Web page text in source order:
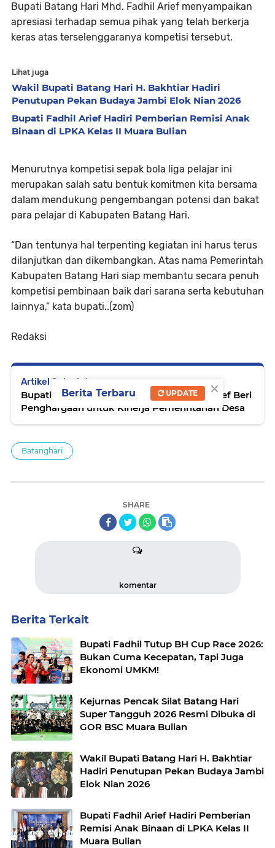
Bupati Batang Hari Mhd. Fadhil Arief menyampaikan
apresiasi terhadap semua pihak yang telah berkerja
keras atas terselenggaranya kompetisi tersebut.
Lihat juga
Wakil Bupati Batang Hari H. Bakhtiar Hadiri
Penutupan Pekan Budaya Jambi Elok Nian 2026
Bupati Fadhil Arief Hadiri Pemberian Remisi Anak
Binaan di LPKA Kelas II Muara Bulian
Menurutnya kompetisi sepak bola liga pelajar ini
merupakan salah satu bentuk komitmen kita bersama
dalam mendukung pengembangan potensi dan bakat
para pelajar di Kabupaten Batang Hari.
“Dan tentunya hal terpenting kegiatan ini harus terus
dilanjutkan dan dikembangkan. Atas nama Pemerintah
Kabupaten Batang Hari siap membantu secara penuh
kompetisi pembinaan baik dari sarana serta kebutuhan
lainnya,” kata bupati..(zom)
Redaksi
Artikel Selanjutnya
Bupati Batang Hari Awards 2025, Fadhil Arief Beri
Penghargaan untuk Kinerja Pemerintahan Desa
Batanghari
SHARE
komentar
Berita Terkait
Bupati Fadhil Tutup BH Cup Race 2026:
Bukan Cuma Kecepatan, Tapi Juga
Ekonomi UMKM!
Kejurnas Pencak Silat Batang Hari
Super Tangguh 2026 Resmi Dibuka di
GOR BSC Muara Bulian
Wakil Bupati Batang Hari H. Bakhtiar
Hadiri Penutupan Pekan Budaya Jambi
Elok Nian 2026
Bupati Fadhil Arief Hadiri Pemberian
Remisi Anak Binaan di LPKA Kelas II
Muara Bulian
×
Berita Terbaru UPDATE